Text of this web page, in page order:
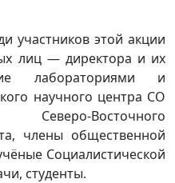
участников этой акции
лиц — директора и их
лабораториями и
научного центра СО
Восточного
члены общественной
Социалистической
студенты.